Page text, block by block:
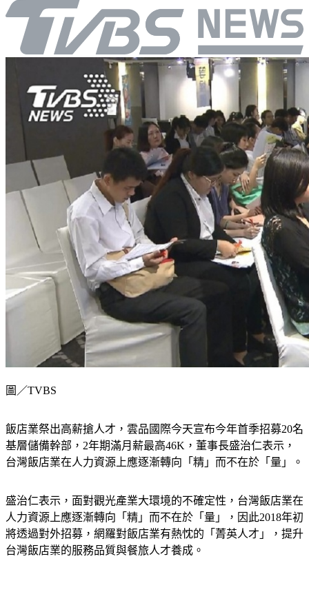
圖／TVBS
飯店業祭出高薪搶人才，雲品國際今天宣布今年首季招募20名
基層儲備幹部，2年期滿月薪最高46K，董事長盛治仁表示，
台灣飯店業在人力資源上應逐漸轉向「精」而不在於「量」。
盛治仁表示，面對觀光產業大環境的不確定性，台灣飯店業在
人力資源上應逐漸轉向「精」而不在於「量」，因此2018年初
將透過對外招募，網羅對飯店業有熱忱的「菁英人才」，提升
台灣飯店業的服務品質與餐旅人才養成。